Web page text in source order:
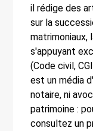
il rédige des
sur la
matrimoniaux,
s'appuyant
(Code civil,
est un média
notaire, ni
patrimoine :
consultez un